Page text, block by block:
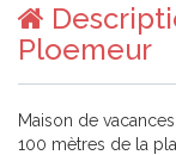
Ploemeur
Maison de
100 mètres de la